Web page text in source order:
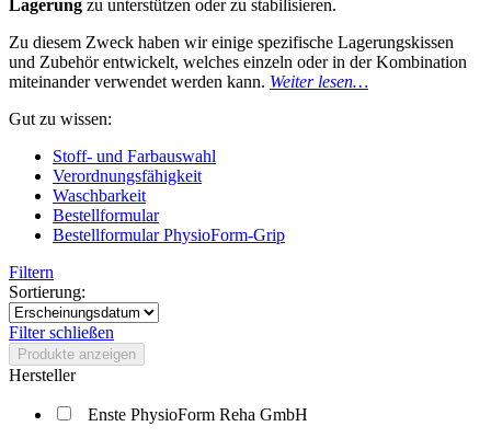
Lagerung zu unterstützen oder zu stabilisieren.
Zu diesem Zweck haben wir einige spezifische Lagerungskissen
und Zubehör entwickelt, welches einzeln oder in der Kombination
miteinander verwendet werden kann. Weiter lesen…
Gut zu wissen:
Stoff- und Farbauswahl
Verordnungsfähigkeit
Waschbarkeit
Bestellformular
Bestellformular PhysioForm-Grip
Filtern
Sortierung:
Filter schließen
Produkte anzeigen
Hersteller
Enste PhysioForm Reha GmbH